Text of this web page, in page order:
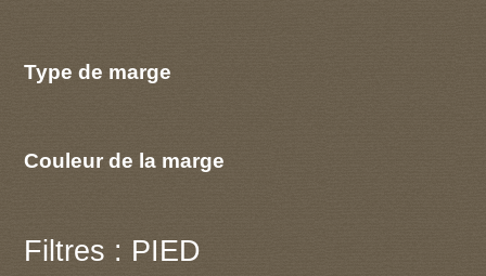
Type de marge
Couleur de la marge
Filtres : PIED